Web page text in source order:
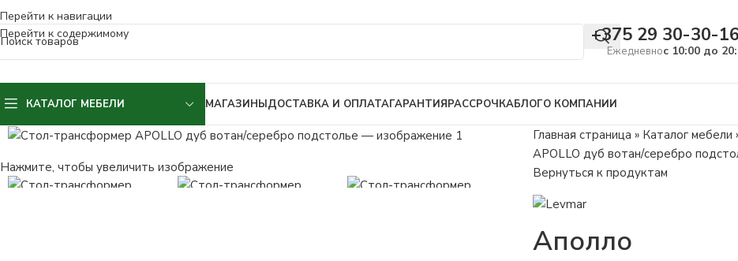
+375 29 30-30-
Ежедневнос 10:00 до
КАТАЛОГ МЕБЕЛИ МАГАЗИНЫДОСТАВКА И ОПЛАТАГАРАНТИЯРАССРОЧКАБЛОГО КОМПАНИИ
Нажмите, чтобы увеличить изображение
Главная страница » Каталог мебели
APOLLO дуб вотан/серебро
Вернуться к продуктам
Аполло